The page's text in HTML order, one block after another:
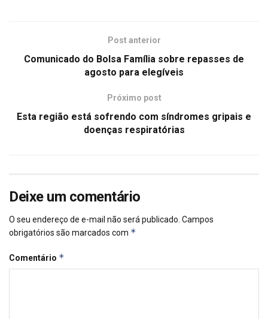
Post anterior
Comunicado do Bolsa Família sobre repasses de
agosto para elegíveis
Próximo post
Esta região está sofrendo com síndromes gripais e
doenças respiratórias
Deixe um comentário
O seu endereço de e-mail não será publicado. Campos
obrigatórios são marcados com *
Comentário *